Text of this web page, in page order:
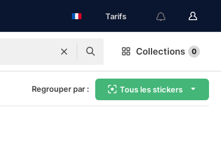
Tarifs
Collections 0
Regrouper par : Tous les stickers